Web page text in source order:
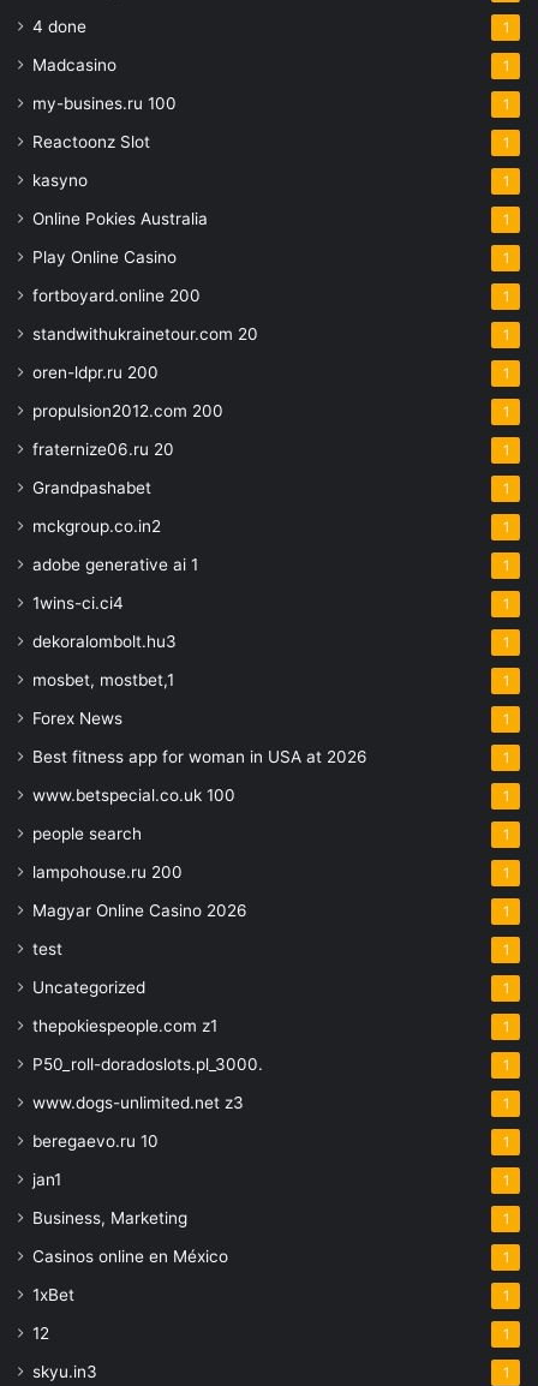
4 done 1
Madcasino 1
my-busines.ru 100 1
Reactoonz Slot 1
kasyno 1
Online Pokies Australia 1
Play Online Casino 1
fortboyard.online 200 1
standwithukrainetour.com 20 1
oren-ldpr.ru 200 1
propulsion2012.com 200 1
fraternize06.ru 20 1
Grandpashabet 1
mckgroup.co.in2 1
adobe generative ai 1 1
1wins-ci.ci4 1
dekoralombolt.hu3 1
mosbet, mostbet,1 1
Forex News 1
Best fitness app for woman in USA at 2026 1
www.betspecial.co.uk 100 1
people search 1
lampohouse.ru 200 1
Magyar Online Casino 2026 1
test 1
Uncategorized 1
thepokiespeople.com z1 1
P50_roll-doradoslots.pl_3000. 1
www.dogs-unlimited.net z3 1
beregaevo.ru 10 1
jan1 1
Business, Marketing 1
Casinos online en México 1
1xBet 1
12 1
skyu.in3 1